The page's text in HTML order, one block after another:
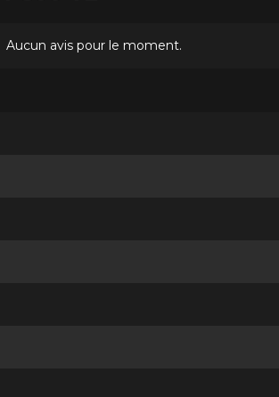
Aucun avis pour le moment.